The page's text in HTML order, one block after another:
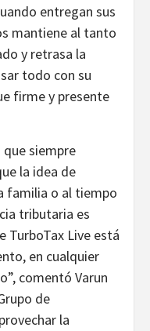
entregan sus
mantiene al tanto
y retrasa la
todo con su
firme y presente
siempre
la idea de
familia o al tiempo
tributaria es
TurboTax Live está
en cualquier
comentó Varun
de
la